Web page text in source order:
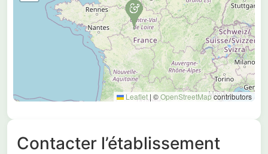
Leaflet | ©OpenStreetMapcontributors
Contacter l’établissement